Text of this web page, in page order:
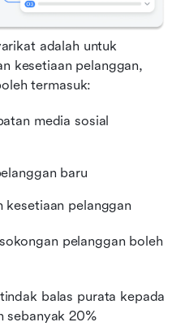
adalah untuk
kesetiaan pelanggan,
termasuk:
media sosial
baru
pelanggan
pelanggan boleh
balas purata kepada
sebanyak 20%